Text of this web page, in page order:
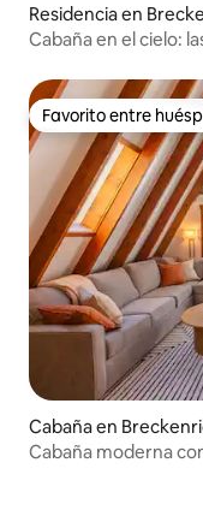
Residencia en
Cabaña en el cielo:
Favorito entre
Favorito entre
Cabaña en
Cabaña moderna